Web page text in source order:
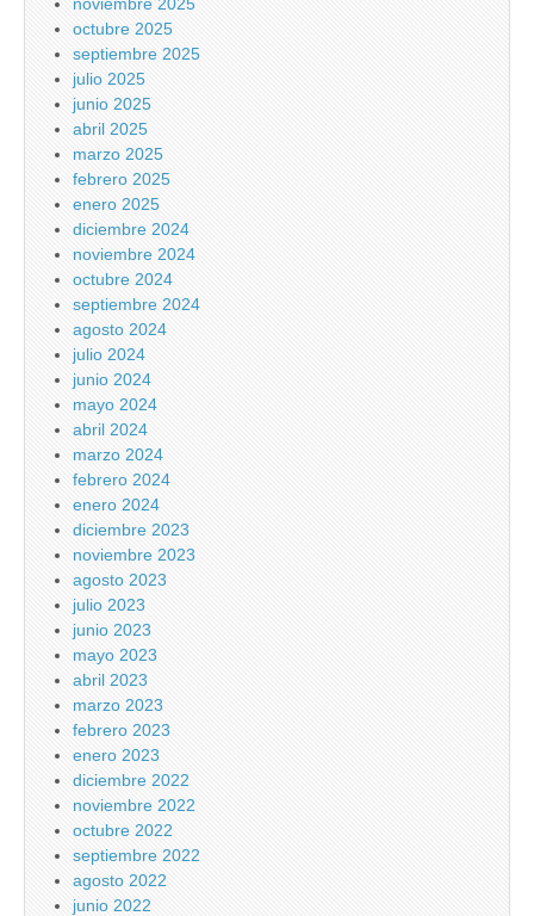
octubre 2025
septiembre 2025
julio 2025
junio 2025
abril 2025
marzo 2025
febrero 2025
enero 2025
diciembre 2024
noviembre 2024
octubre 2024
septiembre 2024
agosto 2024
julio 2024
junio 2024
mayo 2024
abril 2024
marzo 2024
febrero 2024
enero 2024
diciembre 2023
noviembre 2023
agosto 2023
julio 2023
junio 2023
mayo 2023
abril 2023
marzo 2023
febrero 2023
enero 2023
diciembre 2022
noviembre 2022
octubre 2022
septiembre 2022
agosto 2022
junio 2022